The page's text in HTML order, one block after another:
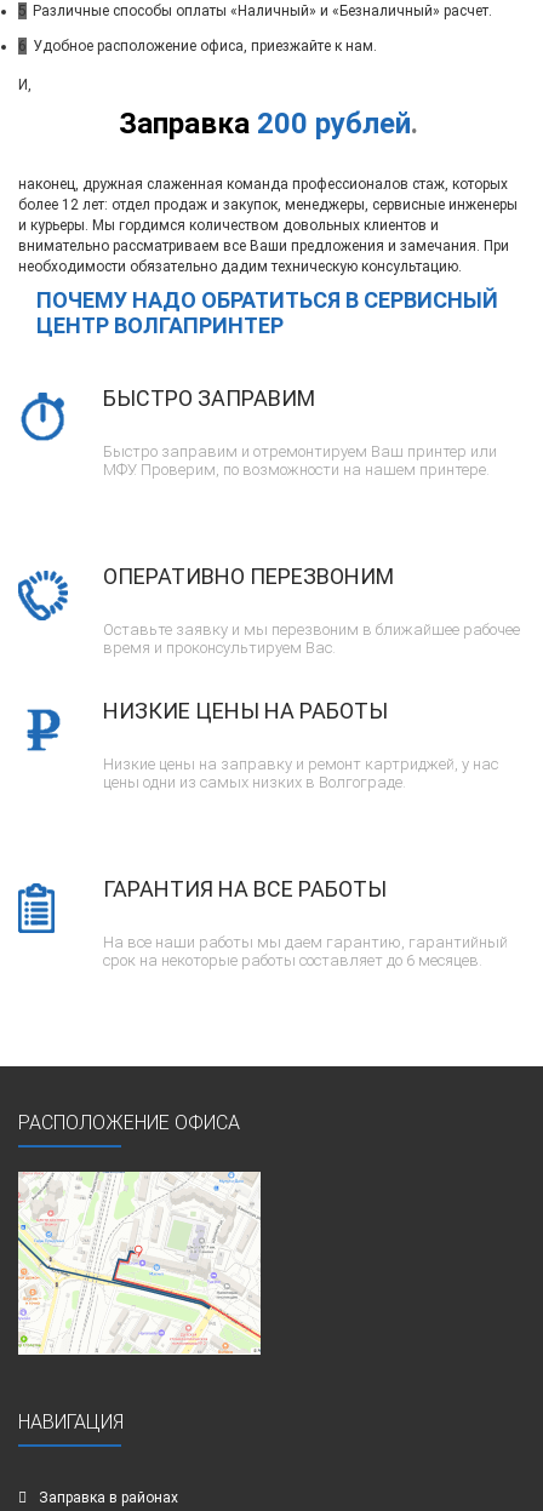
5 Различные способы оплаты «Наличный» и «Безналичный» расчет.
6 Удобное расположение офиса, приезжайте к нам.
Заправка 200 рублей.
И,
наконец, дружная слаженная команда профессионалов стаж, которых
более 12 лет: отдел продаж и закупок, менеджеры, сервисные инженеры
и курьеры. Мы гордимся количеством довольных клиентов и
внимательно рассматриваем все Ваши предложения и замечания. При
необходимости обязательно дадим техническую консультацию.
ПОЧЕМУ НАДО ОБРАТИТЬСЯ В СЕРВИСНЫЙ
ЦЕНТР ВОЛГАПРИНТЕР
БЫСТРО ЗАПРАВИМ
Быстро заправим и отремонтируем Ваш принтер или
МФУ. Проверим, по возможности на нашем принтере.
ОПЕРАТИВНО ПЕРЕЗВОНИМ
Оставьте заявку и мы перезвоним в ближайшее рабочее
время и проконсультируем Вас.
НИЗКИЕ ЦЕНЫ НА РАБОТЫ
Низкие цены на заправку и ремонт картриджей, у нас
цены одни из самых низких в Волгограде.
ГАРАНТИЯ НА ВСЕ РАБОТЫ
На все наши работы мы даем гарантию, гарантийный
срок на некоторые работы составляет до 6 месяцев.
РАСПОЛОЖЕНИЕ ОФИСА
НАВИГАЦИЯ
Заправка в районах